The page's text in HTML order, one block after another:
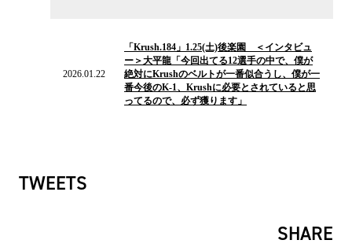
2026.01.22
「Krush.184」1.25(土)後楽園 ＜インタビュ
ー＞大平龍「今回出てる12選手の中で、僕が
絶対にKrushのベルトが一番似合うし、僕が一
番今後のK-1、Krushに必要とされていると思
ってるので、必ず獲ります」
TWEETS
SHARE